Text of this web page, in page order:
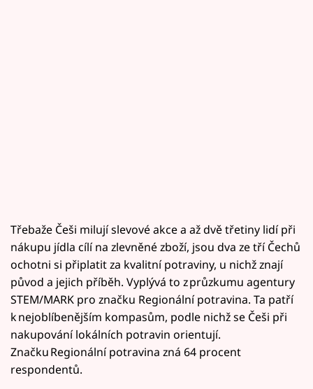
Třebaže Češi milují slevové akce a až dvě třetiny lidí při
nákupu jídla cílí na zlevněné zboží, jsou dva ze tří Čechů
ochotni si připlatit za kvalitní potraviny, u nichž znají
původ a jejich příběh. Vyplývá to z průzkumu agentury
STEM/MARK pro značku Regionální potravina. Ta patří
k nejoblíbenějším kompasům, podle nichž se Češi při
nakupování lokálních potravin orientují.
Značku Regionální potravina zná 64 procent
respondentů.